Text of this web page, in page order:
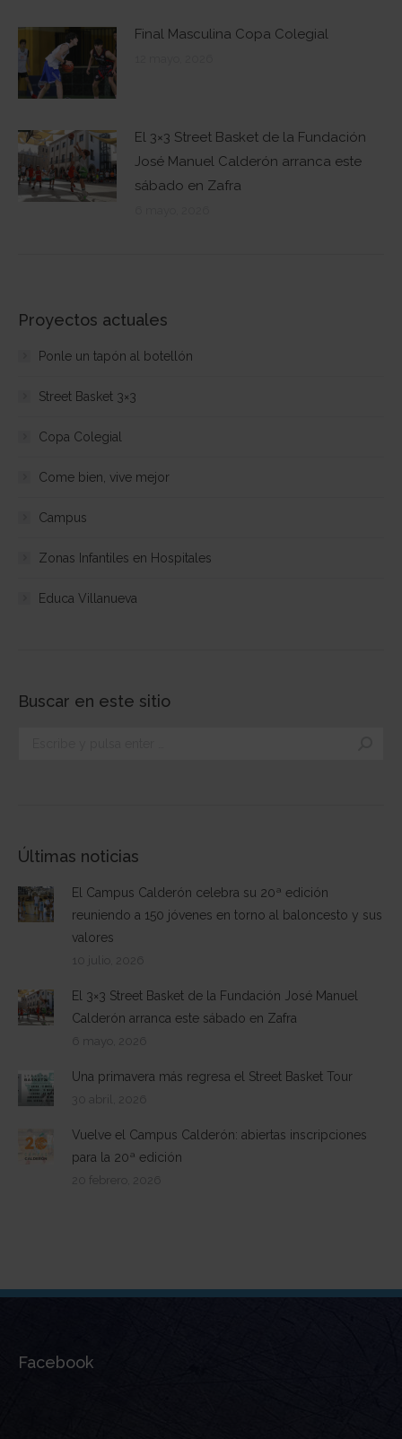
Final Masculina Copa Colegial
El 3×3 Street Basket de la Fundación
José Manuel Calderón arranca este
sábado en Zafra
Proyectos actuales
Ponle un tapón al botellón
Street Basket 3×3
Copa Colegial
Come bien, vive mejor
Campus
Zonas Infantiles en Hospitales
Educa Villanueva
Buscar en este sitio
Últimas noticias
El Campus Calderón celebra su 20ª edición
reuniendo a 150 jóvenes en torno al baloncesto y sus
valores
10 julio, 2026
El 3×3 Street Basket de la Fundación José Manuel
Calderón arranca este sábado en Zafra
6 mayo, 2026
Una primavera más regresa el Street Basket Tour
30 abril, 2026
Vuelve el Campus Calderón: abiertas inscripciones
para la 20ª edición
Facebook